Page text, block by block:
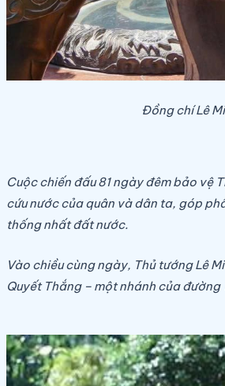
Đồng chí Lê
Cuộc chiến đấu 81 ngày đêm bảo vệ
cứu nước của quân và dân ta, góp
thống nhất đất nước.
Vào chiều cùng ngày, Thủ tướng Lê
Quyết Thắng – một nhánh của